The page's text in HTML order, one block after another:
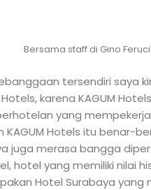
Bersama staff di Gino
tersendiri saya
Hotels, karena KAGUM
yang
Hotels itu benar-
juga merasa bangga
hotel yang memiliki nilai
Hotel Surabaya